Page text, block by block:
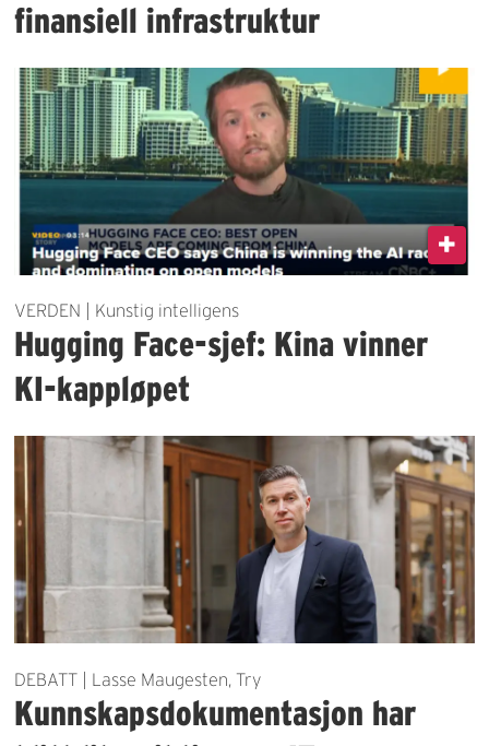
finansiell infrastruktur
VERDEN | Kunstig intelligens
Hugging Face-sjef: Kina vinner
KI-kappløpet
DEBATT | Lasse Maugesten, Try
Kunnskapsdokumentasjon har